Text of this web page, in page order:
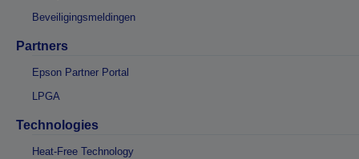
Beveiligingsmeldingen
Partners
Epson Partner Portal
LPGA
Technologies
Heat-Free Technology